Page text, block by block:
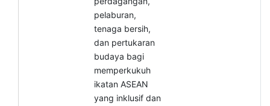
pelaburan,
tenaga bersih,
dan pertukaran
budaya bagi
memperkukuh
ikatan ASEAN
yang inklusif dan